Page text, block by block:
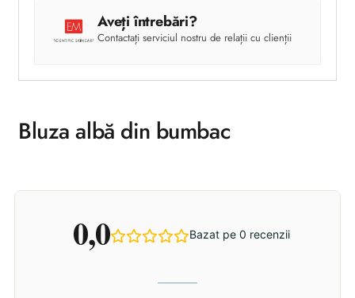
Aveți întrebări?
Contactați serviciul nostru de relații cu clienții
Bluza albă din bumbac
0,0 Bazat pe 0 recenzii